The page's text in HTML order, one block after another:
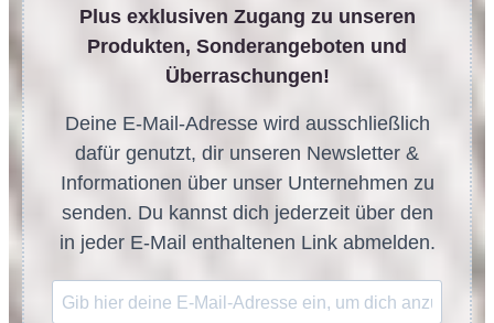
Plus exklusiven Zugang zu unseren
Produkten, Sonderangeboten und
Überraschungen!
Deine E-Mail-Adresse wird ausschließlich
dafür genutzt, dir unseren Newsletter &
Informationen über unser Unternehmen zu
senden. Du kannst dich jederzeit über den
in jeder E-Mail enthaltenen Link abmelden.